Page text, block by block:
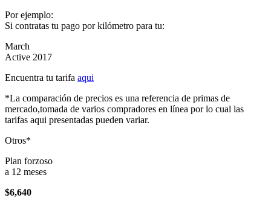
Por ejemplo:
Si contratas tu pago por kilómetro para tu:
March
Active 2017
Encuentra tu tarifa aqui
*La comparación de precios es una referencia de primas de
mercado,tomada de varios compradores en línea por lo cual las
tarifas aqui presentadas pueden variar.
Otros*
Plan forzoso
a 12 meses
$6,640